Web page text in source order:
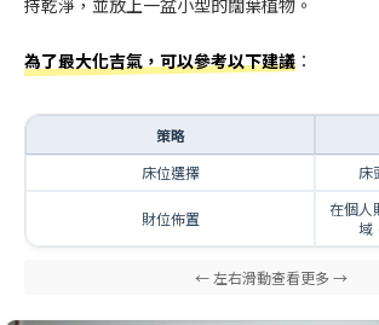
持乾淨，並放上一盆小型的闊葉植物。
為了最大化吉氣，可以參考以下建議 ：
策略
床位選擇
床
財位佈置
在個人
域